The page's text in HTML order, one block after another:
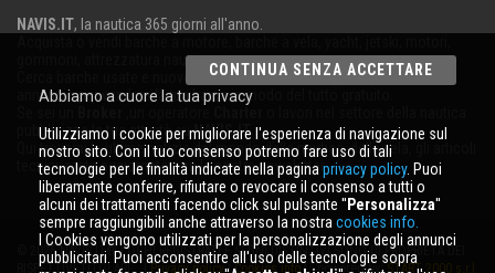
NAVIS.IT, la nautica 365 giorni all'anno.
gommoni, attrezzatura nautica.
Cerca barche usate e nuove nel nostro database oppure pubblica un
annuncio per vendere la tua barca in modo del tutto gratuito.
pubblicizza la tua attività suNAVIS.IT
Qui troverai le ultime notizie dal mondo della nautica, della vela, gli articoli
tecnici; resta aggiornato con la nostra newsletter.
© 2026 NAVIS.IT® LOGHI REGISTRATI E SEGNI DISTINTIVI SONO DI PROPRIETÀ DEI
RISPETTIVI TITOLARI. |Privacy policy |Cookies info| powered by:START 2000 s.r.l.
CONTINUA SENZA ACCETTARE
Abbiamo a cuore la tua privacy
Utilizziamo i cookie per migliorare l'esperienza di navigazione sul
nostro sito. Con il tuo consenso potremo fare uso di tali
tecnologie per le finalità indicate nella pagina privacy policy. Puoi
liberamente conferire, rifiutare o revocare il consenso a tutti o
alcuni dei trattamenti facendo click sul pulsante '' Personalizza''
sempre raggiungibili anche attraverso la nostra cookies info.
I Cookies vengono utilizzati per la personalizzazione degli annunci
pubblicitari. Puoi acconsentire all'uso delle tecnologie sopra